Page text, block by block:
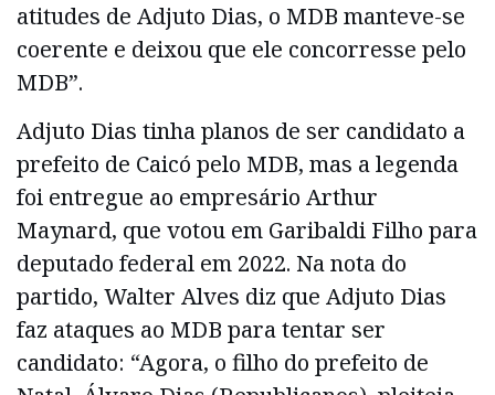
atitudes de Adjuto Dias, o MDB manteve-se
coerente e deixou que ele concorresse pelo
MDB”.
Adjuto Dias tinha planos de ser candidato a
prefeito de Caicó pelo MDB, mas a legenda
foi entregue ao empresário Arthur
Maynard, que votou em Garibaldi Filho para
deputado federal em 2022. Na nota do
partido, Walter Alves diz que Adjuto Dias
faz ataques ao MDB para tentar ser
candidato: “Agora, o filho do prefeito de